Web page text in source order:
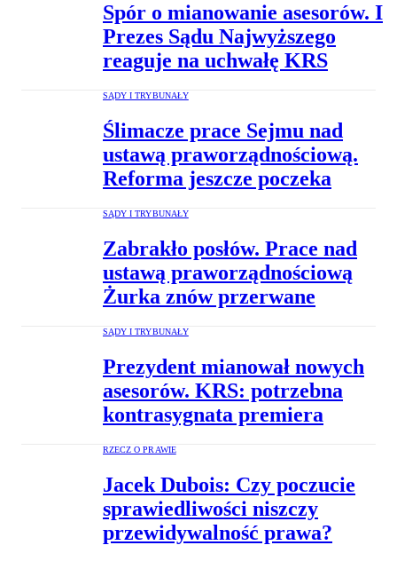
Spór o mianowanie asesorów. I
Prezes Sądu Najwyższego
reaguje na uchwałę KRS
SĄDY I TRYBUNAŁY
Ślimacze prace Sejmu nad
ustawą praworządnościową.
Reforma jeszcze poczeka
SĄDY I TRYBUNAŁY
Zabrakło posłów. Prace nad
ustawą praworządnościową
Żurka znów przerwane
SĄDY I TRYBUNAŁY
Prezydent mianował nowych
asesorów. KRS: potrzebna
kontrasygnata premiera
RZECZ O PRAWIE
Jacek Dubois: Czy poczucie
sprawiedliwości niszczy
przewidywalność prawa?